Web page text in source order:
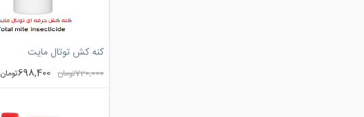
کنه کش توتال مایت
720,000تومان 698,400تومان